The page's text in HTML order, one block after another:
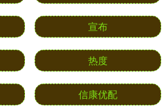
宣布
热度
信康优配